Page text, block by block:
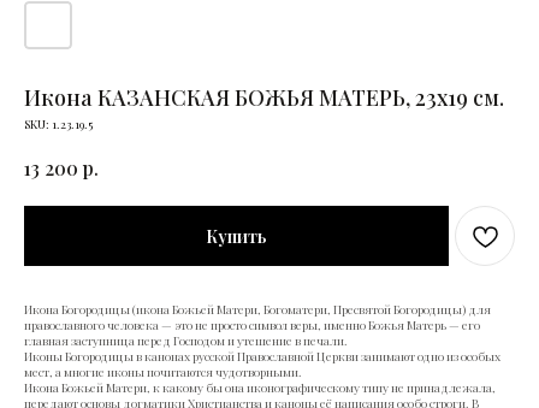
Икона КАЗАНСКАЯ БОЖЬЯ МАТЕРЬ, 23х19 см.
SKU: 1.23.19.5
13 200 р.
Купить
Икона Богородицы (икона Божьей Матери, Богоматери, Пресвятой Богородицы) для
православного человека — это не просто символ веры, именно Божья Матерь — его
главная заступница перед Господом и утешение в печали.
Иконы Богородицы в канонах русской Православной Церкви занимают одно из особых
мест, а многие иконы почитаются чудотворными.
Икона Божьей Матери, к какому бы она иконографическому типу не принадлежала,
передают основы догматики Христианства и каноны её написания особо строги. В